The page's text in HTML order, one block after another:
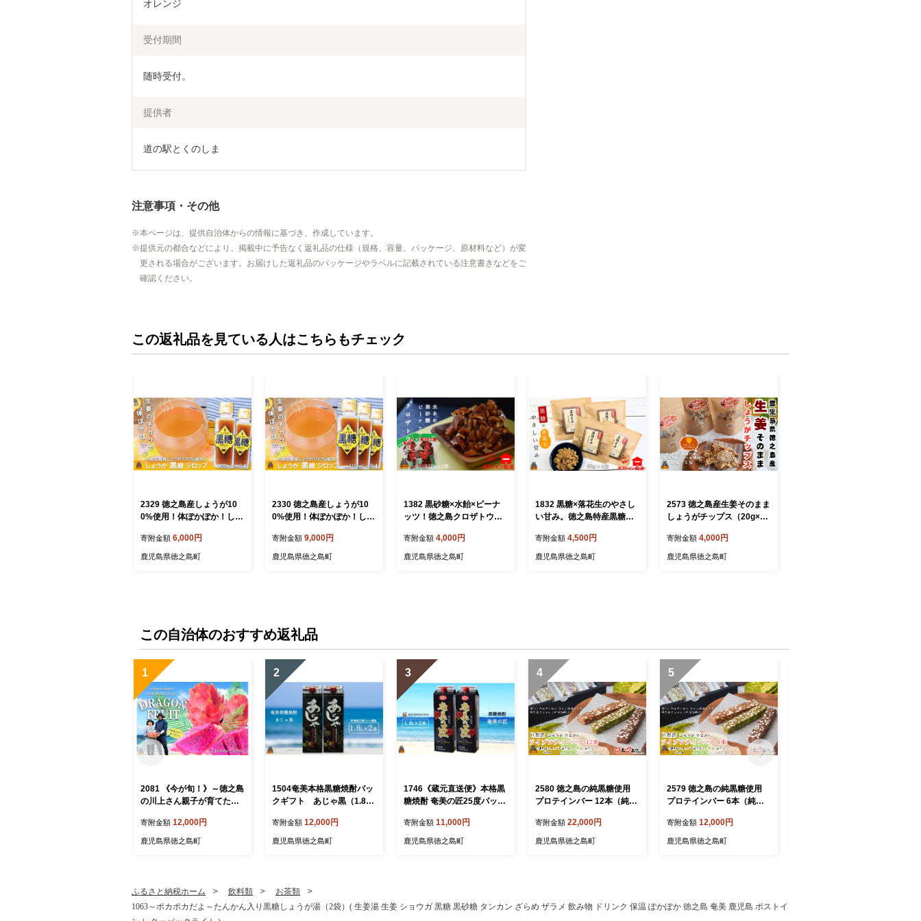
オレンジ
受付期間
随時受付。
提供者
道の駅とくのしま
注意事項・その他
本ページは、提供自治体からの情報に基づき、作成しています。
提供元の都合などにより、掲載中に予告なく返礼品の仕様（規格、容量、パッケージ、原材料など）が変
更される場合がございます。お届けした返礼品のパッケージやラベルに記載されている注意書きなどをご
確認ください。
この返礼品を見ている人はこちらもチェック
2329 徳之島産しょうが10
0%使用！体ぽかぽか！しょ
2本） （ しょうが 生姜 ショ
ウガ 黒糖 黒砂糖 シークニ
寄附金額 6,000円
鹿児島県徳之島町
2330 徳之島産しょうが10
0%使用！体ぽかぽか！しょ
3本） （ しょうが 生姜 ショ
ウガ 黒糖 黒砂糖 シークニ
寄附金額 9,000円
鹿児島県徳之島町
1382 黒砂糖×水飴×ピーナ
ッツ！徳之島クロザトウ豆
（ 黒砂糖 黒糖 お菓子 和菓
子 水飴 豆菓子 徳之島 奄美
寄附金額 4,000円
鹿児島県徳之島町
1832 黒糖×落花生のやさし
い甘み。徳之島特産黒糖ま
黒砂糖 黒糖 徳之島 奄美 鹿
児島 お菓子 美味しい レタ
寄附金額 4,500円
鹿児島県徳之島町
2573 徳之島産生姜そのまま
しょうがチップス（20g×3
ウガ 黒糖 黒砂糖 シークニ
ン しょうが湯 生姜湯 国産
寄附金額 4,000円
鹿児島県徳之島町
この自治体のおすすめ返礼品
1
2081 《今が旬！》～徳之島
の川上さん親子が育てた～
玉）（ 果物 フルーツ 旬 フ
レッシュ 美容 太陽 世界自
寄附金額 12,000円
鹿児島県徳之島町
2
1504奄美本格黒糖焼酎パッ
クギフト あじゃ黒（1.8L×
寄附金額 12,000円
鹿児島県徳之島町
3
1746《蔵元直送便》本格黒
糖焼酎 奄美の匠25度パック
焼酎 パック プリン体ゼロ
糖質ゼロ 奄美 徳之島 鹿児
寄附金額 11,000円
鹿児島県徳之島町
4
2580 徳之島の純黒糖使用
プロテインバー 12本（純黒
各2本） ( 黒糖 砂糖 さとう
きび プロテイン 世界自然遺
寄附金額 22,000円
鹿児島県徳之島町
5
2579 徳之島の純黒糖使用
プロテインバー 6本（純黒
各2本） ( 黒糖 砂糖 さとう
きび プロテイン 世界自然遺
寄附金額 12,000円
鹿児島県徳之島町
ふるさと納税ホーム 飲料類
お茶類
1063～ポカポカだよ～たんかん入り黒糖しょうが湯（2袋）( 生姜湯 生姜 ショウガ 黒糖 黒砂糖 タンカン ざらめ ザラメ 飲み物 ドリンク 保温 ぽかぽか 徳之島 奄美 鹿児島 ポストイ